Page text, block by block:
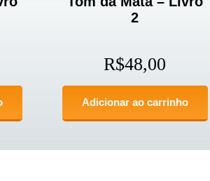
2
R$48,00
Adicionar ao carrinho